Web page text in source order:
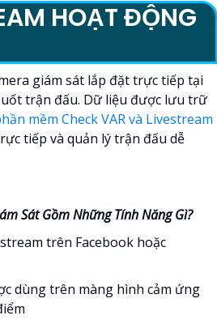
HOẠT ĐỘNG
giám sát lắp đặt trực tiếp tại
trận đấu. Dữ liệu được lưu trữ
mềm Check VAR và Livestream
tiếp và quản lý trận đấu dễ
Sát Gồm Những Tính Năng Gì?
trên Facebook hoặc
dùng trên màng hình cảm ứng